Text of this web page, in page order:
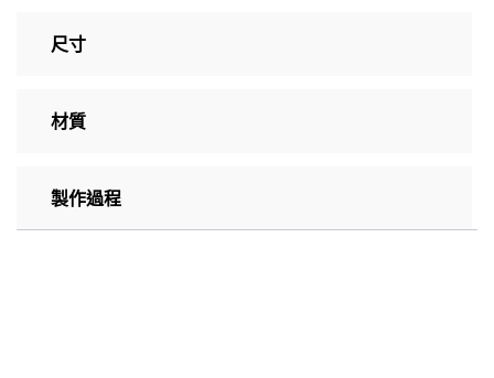
尺寸
材質
製作過程